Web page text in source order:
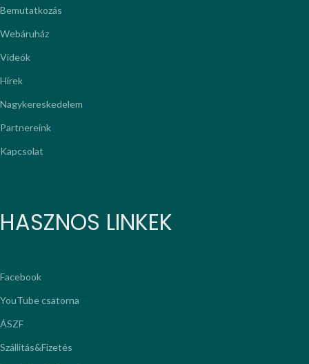
Bemutatkozás
Webáruház
Videók
Hírek
Nagykereskedelem
Partnereink
Kapcsolat
HASZNOS LINKEK
Facebook
YouTube csatorna
ÁSZF
Szállítás&Fizetés